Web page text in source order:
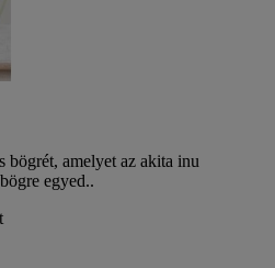
bögrét, amelyet az akita inu
egyed..